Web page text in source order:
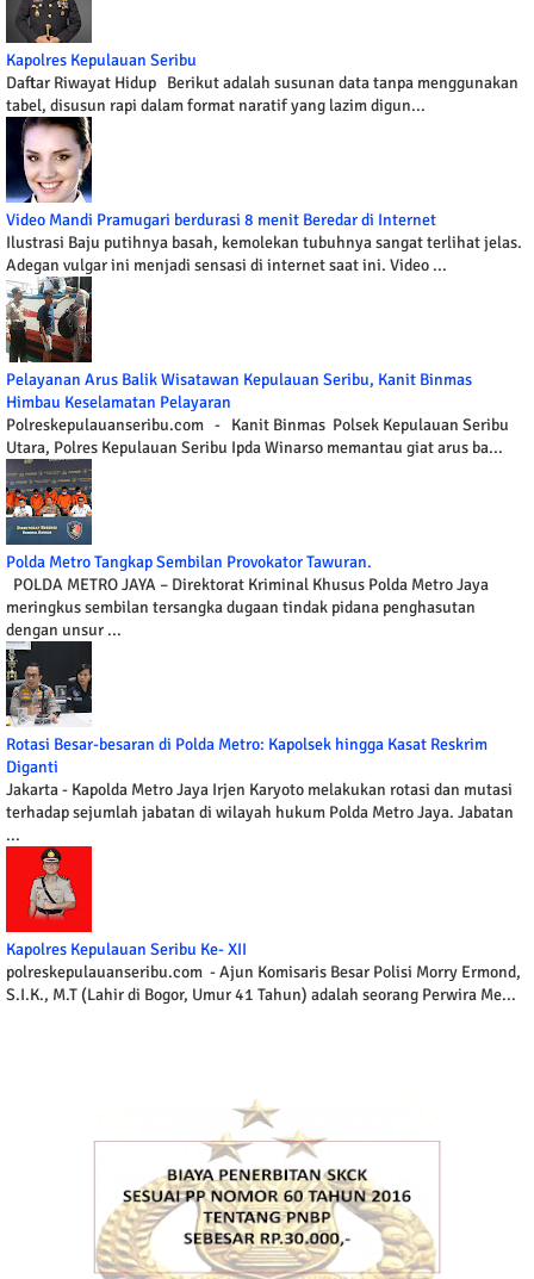
Kapolres Kepulauan Seribu
Daftar Riwayat Hidup Berikut adalah susunan data tanpa menggunakan
tabel, disusun rapi dalam format naratif yang lazim digun...
Video Mandi Pramugari berdurasi 8 menit Beredar di Internet
Ilustrasi Baju putihnya basah, kemolekan tubuhnya sangat terlihat jelas.
Adegan vulgar ini menjadi sensasi di internet saat ini. Video ...
Pelayanan Arus Balik Wisatawan Kepulauan Seribu, Kanit Binmas
Himbau Keselamatan Pelayaran
Polreskepulauanseribu.com - Kanit Binmas Polsek Kepulauan Seribu
Utara, Polres Kepulauan Seribu Ipda Winarso memantau giat arus ba...
Polda Metro Tangkap Sembilan Provokator Tawuran.
POLDA METRO JAYA – Direktorat Kriminal Khusus Polda Metro Jaya
meringkus sembilan tersangka dugaan tindak pidana penghasutan
dengan unsur ...
Rotasi Besar-besaran di Polda Metro: Kapolsek hingga Kasat Reskrim
Diganti
Jakarta - Kapolda Metro Jaya Irjen Karyoto melakukan rotasi dan mutasi
terhadap sejumlah jabatan di wilayah hukum Polda Metro Jaya. Jabatan
...
Kapolres Kepulauan Seribu Ke- XII
polreskepulauanseribu.com - Ajun Komisaris Besar Polisi Morry Ermond,
S.I.K., M.T (Lahir di Bogor, Umur 41 Tahun) adalah seorang Perwira Me...